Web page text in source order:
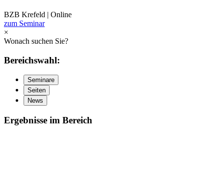
BZB Krefeld | Online
zum Seminar
×
Wonach suchen Sie?
Bereichswahl:
Seminare
Seiten
News
Ergebnisse im Bereich